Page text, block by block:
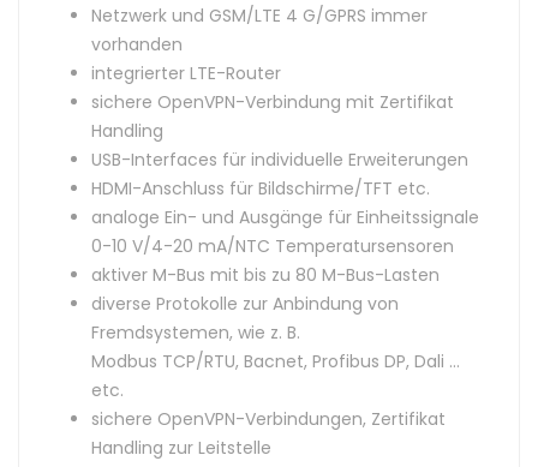
Netzwerk und GSM/LTE 4 G/GPRS immer
vorhanden
integrierter LTE-Router
sichere OpenVPN-Verbindung mit Zertifikat
Handling
USB-Interfaces für individuelle Erweiterungen
HDMI-Anschluss für Bildschirme/TFT etc.
analoge Ein- und Ausgänge für Einheitssignale
0-10 V/4-20 mA/NTC Temperatursensoren
aktiver M-Bus mit bis zu 80 M-Bus-Lasten
diverse Protokolle zur Anbindung von
Fremdsystemen, wie z. B.
Modbus TCP/RTU, Bacnet, Profibus DP, Dali …
etc.
sichere OpenVPN-Verbindungen, Zertifikat
Handling zur Leitstelle